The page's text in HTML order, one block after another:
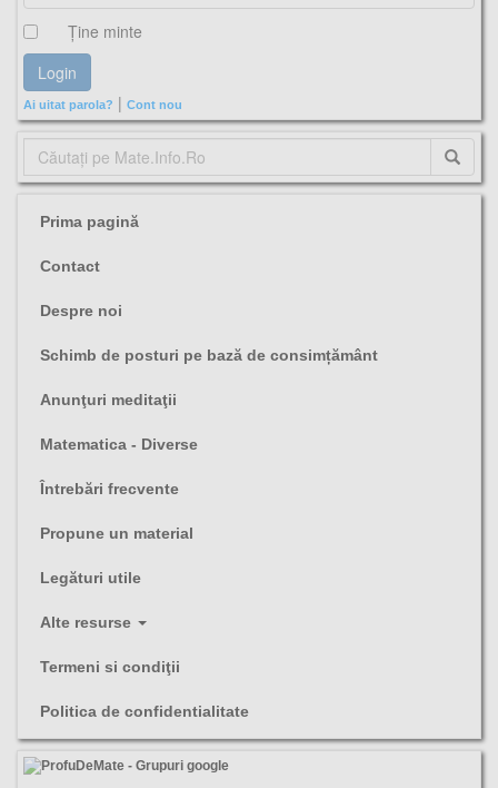
Ţine minte
Ai uitat parola? | Cont nou
Prima pagină
Contact
Despre noi
Schimb de posturi pe bază de consimțământ
Anunţuri meditaţii
Matematica - Diverse
Întrebări frecvente
Propune un material
Legături utile
Alte resurse
Termeni si condiţii
Politica de confidentialitate